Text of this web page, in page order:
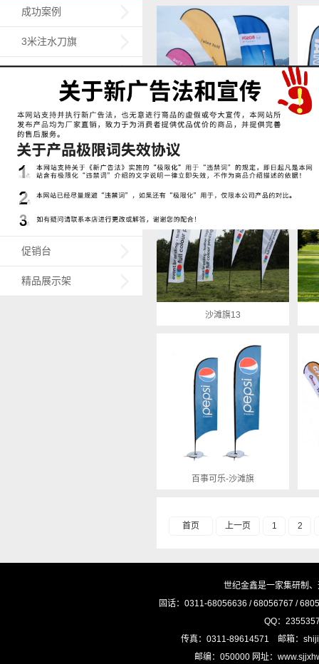
成功案例
3米注水刀旗
5米7米注水旗
沙滩旗
易拉宝
X展架
促销台
精品展示架
沙滩旗13
百事可乐-沙滩旗
首页 上一页 1 2
世纪金鑫是一家集研制
固话：0311-68056636 / 68056767 /
QQ：
传真：0311-89614571 邮箱：
邮编：050000 网址：